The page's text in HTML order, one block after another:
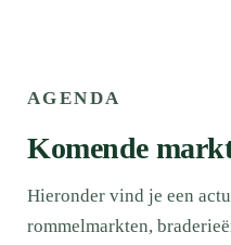
AGENDA
Komende
Hieronder vind je een
rommelmarkten,